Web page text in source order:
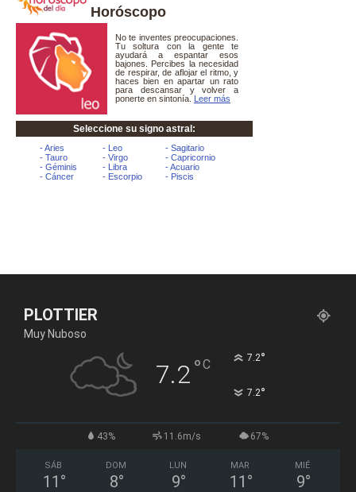
Horóscopo
PLOTTIER
Muy Nuboso
7.2°C 7.2°
7.2°
43% 11.6m/s 67%
SÁB
11 °
DOM
8°
LUN
9°
MAR
11 °
MIÉ
9°